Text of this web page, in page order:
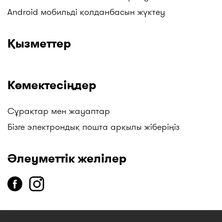
басқалар. Жаңартуларды бақылаңыздар!
Android мобильді қолданбасын жүктеу
Қызметтер
Көмектесіңдер
Сұрақтар мен жауаптар
Бізге электрондық пошта арқылы жіберіңіз
Әлеуметтік желілер